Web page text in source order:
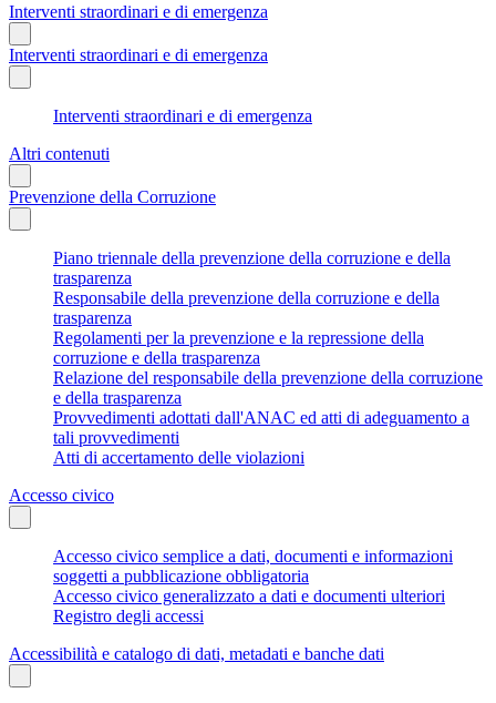
Interventi straordinari e di emergenza
Interventi straordinari e di emergenza
Interventi straordinari e di emergenza
Altri contenuti
Prevenzione della Corruzione
Piano triennale della prevenzione della corruzione e della
trasparenza
Responsabile della prevenzione della corruzione e della
trasparenza
Regolamenti per la prevenzione e la repressione della
corruzione e della trasparenza
Relazione del responsabile della prevenzione della corruzione
e della trasparenza
Provvedimenti adottati dall'ANAC ed atti di adeguamento a
tali provvedimenti
Atti di accertamento delle violazioni
Accesso civico
Accesso civico semplice a dati, documenti e informazioni
soggetti a pubblicazione obbligatoria
Accesso civico generalizzato a dati e documenti ulteriori
Registro degli accessi
Accessibilità e catalogo di dati, metadati e banche dati